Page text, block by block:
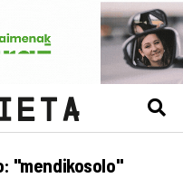
"mendikosolo"